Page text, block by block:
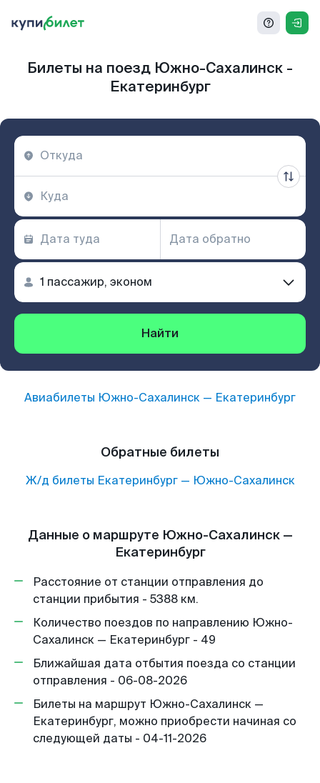
Билеты на поезд Южно-Сахалинск -
Екатеринбург
Найти
Авиабилеты Южно-Сахалинск — Екатеринбург
Обратные билеты
Ж/д билеты Екатеринбург— Южно-Сахалинск
Данные о маршруте Южно-Сахалинск —
Екатеринбург
Расстояние от станции отправления до
станции прибытия - 5388 км.
Количество поездов по направлению Южно-
Сахалинск — Екатеринбург - 49
Ближайшая дата отбытия поезда со станции
отправления - 06-08-2026
Билеты на маршрут Южно-Сахалинск —
Екатеринбург, можно приобрести начиная со
следующей даты - 04-11-2026